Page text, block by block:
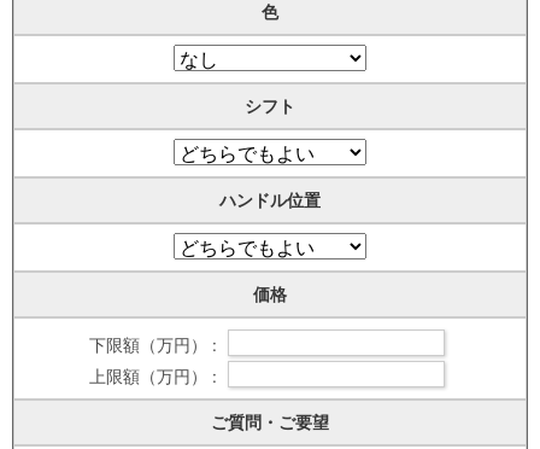
色
シフト
ハンドル位置
価格
下限額（万円） :
上限額（万円） :
ご質問・ご要望